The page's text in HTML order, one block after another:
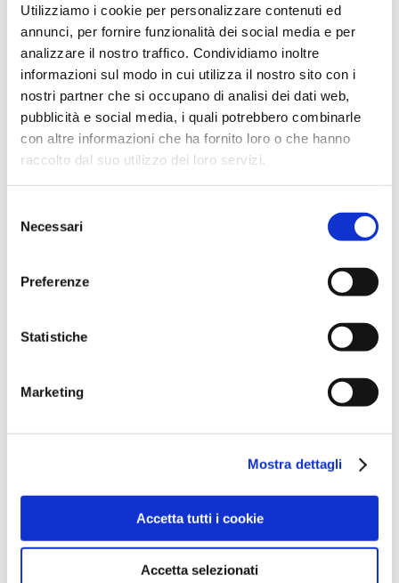
Utilizziamo i cookie per personalizzare contenuti ed
annunci, per fornire funzionalità dei social media e per
analizzare il nostro traffico. Condividiamo inoltre
informazioni sul modo in cui utilizza il nostro sito con i
nostri partner che si occupano di analisi dei dati web,
pubblicità e social media, i quali potrebbero combinarle
con altre informazioni che ha fornito loro o che hanno
raccolto dal suo utilizzo dei loro servizi.
delNecessari
Preferenze
Statistiche
Marketing
Mostra dettagli
Accetta tutti i cookie
Accetta selezionati
Febbraio 2024
Dicembre 2023
Settembre 2023
Agosto 2023
Giugno 2023
Maggio 2023
Febbraio 2023
Novembre 2022
Settembre 2022
Marzo 2022
Ottobre 2021
Luglio 2021